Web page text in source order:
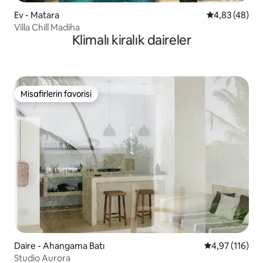
Ev - Matara 5 üzerinden
4,83 (48)
Villa Chill Madiha
Klimalı kiralık daireler
Misafirlerin favorisi
Misafirlerin favorisi
Daire - Ahangama Batı 5 üzerinden
4,97 (116)
Studio Aurora